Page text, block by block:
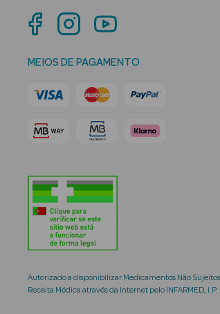
MEIOS DE PAGAMENTO
Autorizado a disponibilizar Medicamentos Não
Receita Médica através da Internet pelo INFARMED, I.P.